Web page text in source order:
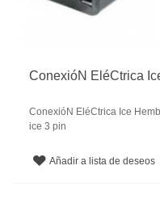
ConexióN EléCtrica
ConexióN EléCtrica Ice
ice 3 pin
Añadir a lista de deseos